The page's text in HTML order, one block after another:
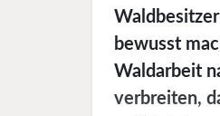
bewusst
Waldarbeit
verbreiten,